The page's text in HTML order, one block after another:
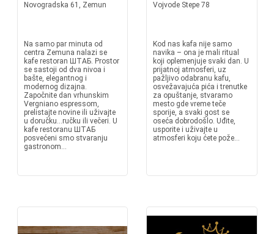
Novogradska 61, Zemun
Na samo par minuta od
centra Zemuna nalazi se
kafe restoran ШТАБ. Prostor
se sastoji od dva nivoa i
bašte, elegantnog i
modernog dizajna.
Započnite dan vrhunskim
Vergniano espressom,
prelistajte novine ili uživajte
u doručku…ručku ili večeri. U
kafe restoranu ШТАБ
posvećeni smo stvaranju
gastronom...
Vojvode Stepe 78
Kod nas kafa nije samo
navika – ona je mali ritual
koji oplemenjuje svaki dan. U
prijatnoj atmosferi, uz
pažljivo odabranu kafu,
osvežavajuća pića i trenutke
za opuštanje, stvaramo
mesto gde vreme teče
sporije, a svaki gost se
oseća dobrodošlo. Uđite,
usporite i uživajte u
atmosferi koju ćete pože...